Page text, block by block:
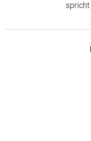
spricht